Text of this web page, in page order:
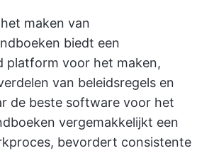
maken van
biedt een
platform voor het maken,
van beleidsregels en
de beste software voor het
vergemakkelijkt een
bevordert consistente